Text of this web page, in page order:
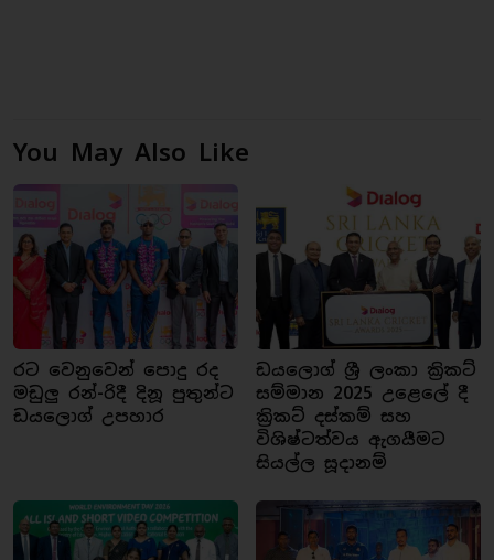
You May Also Like
රට වෙනුවෙන් පොදු රද
මඩුලු රන්-රිදී දිනූ පුතුන්ට
ඩයලොග් උපහාර
ඩයලොග් ශ්‍රී ලංකා ක්‍රිකට්
සම්මාන 2025 උළෙලේ දී
ක්‍රිකට් දස්කම් සහ
විශිෂ්ටත්වය ඇගයීමට
සියල්ල සූදානම්